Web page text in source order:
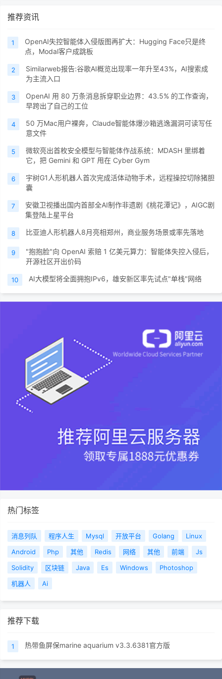
推荐资讯
1
OpenAI失控智能体入侵版图再扩大：Hugging Face只是终
点，Modal客户成跳板
2
Similarweb报告:谷歌AI概览出现率一年升至43%，AI搜索成
为主流入口
3
OpenAI 用 80 万条消息拆穿职业边界：43.5% 的工作查询，
早跨出了自己的工位
4
50 万Mac用户裸奔，Claude智能体爆沙箱逃逸漏洞可读写任
意文件
5
微软亮出首枚安全模型与智能体作战系统：MDASH 里绑着
它，把 Gemini 和 GPT 甩在 Cyber Gym
6
宇树G1人形机器人首次完成活体动物手术，远程操控切除猪胆
囊
7
安徽卫视播出国内首部全AI制作非遗剧《桃花潭记》，AIGC剧
集登陆上星平台
8 比亚迪人形机器人8月亮相郑州，商业服务场景或率先落地
9
"抱抱脸"向 OpenAI 索赔 1 亿美元算力：智能体失控入侵后，
开源社区开出价码
10 AI大模型将全面拥抱IPv6，雄安新区率先试点"单栈"网络
热门标签
消息列队 程序人生 Mysql 开放平台 Golang
Linux
Android
Php 其他 Redis 网络 其他 前端
Js
Solidity
区块链 Java Es Windows
Photoshop
机器人
Ai
推荐下载
1 热带鱼屏保marine aquarium v3.3.6381官方版